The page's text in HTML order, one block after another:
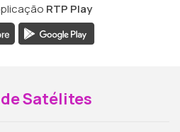
RTP Play
Satélites